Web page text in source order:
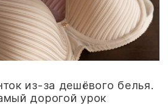
из-за дешёвого белья.
дорогой урок